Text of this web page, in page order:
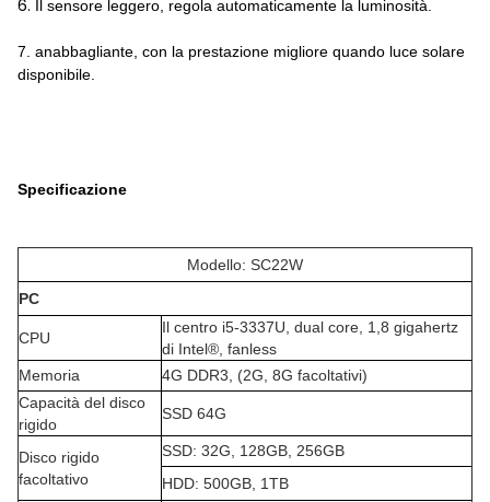
6. Il sensore leggero, regola automaticamente la luminosità.
7. anabbagliante, con la prestazione migliore quando luce solare
disponibile.
Specificazione
Modello: SC22W
PC
CPU
Il centro i5-3337U, dual core, 1,8 gigahertz
di Intel®, fanless
Memoria
4G DDR3, (2G, 8G facoltativi)
Capacità del disco
rigido
SSD 64G
Disco rigido
facoltativo
SSD: 32G, 128GB, 256GB
HDD: 500GB, 1TB